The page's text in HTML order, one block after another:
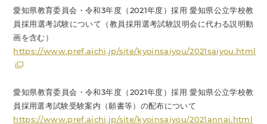
愛知県教育委員会・令和3年度（2021年度）採用 愛知県公立学校教
員採用選考試験について（教員採用選考試験説明会に代わる説明動
画を含む）
https://www.pref.aichi.jp/site/kyoinsaiyou/2021saiyou.html
愛知県教育委員会・令和3年度（2021年度）採用 愛知県公立学校教
員採用選考試験受験案内（願書等）の配布について
https://www.pref.aichi.jp/site/kyoinsaiyou/2021annai.html